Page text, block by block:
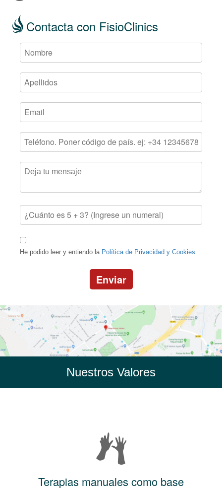
Contacta con FisioClinics
He podido leer y entiendo la Política de Privacidad y Cookies
Enviar
Nuestros Valores
Terapias manuales como base